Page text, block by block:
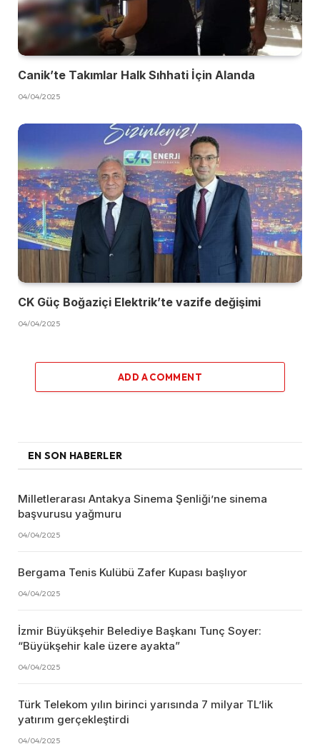
Canik’te Takımlar Halk Sıhhati İçin Alanda
04/04/2025
CK Güç Boğaziçi Elektrik’te vazife değişimi
04/04/2025
ADD A COMMENT
EN SON HABERLER
Milletlerarası Antakya Sinema Şenliği’ne sinema
başvurusu yağmuru
04/04/2025
Bergama Tenis Kulübü Zafer Kupası başlıyor
04/04/2025
İzmir Büyükşehir Belediye Başkanı Tunç Soyer:
“Büyükşehir kale üzere ayakta”
04/04/2025
Türk Telekom yılın birinci yarısında 7 milyar TL’lik
yatırım gerçekleştirdi
04/04/2025